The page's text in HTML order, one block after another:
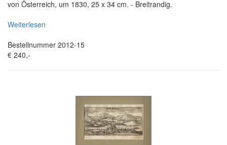
von Österreich, um 1830, 25 x 34 cm. - Breitrandig.
Weiterlesen
Bestellnummer 2012-15
€ 240,-